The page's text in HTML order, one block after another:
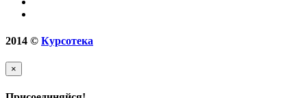
2014 © Курсотека
×